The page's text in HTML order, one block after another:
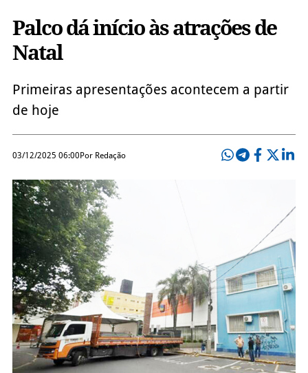
Palco dá início às atrações de
Natal
Primeiras apresentações acontecem a partir
de hoje
03/12/2025 06:00Por Redação